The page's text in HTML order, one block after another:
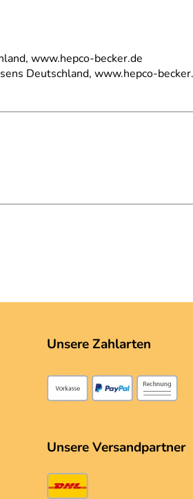
www.hepco-becker.de
Deutschland, www.hepco-
Unsere Zahlarten
Unsere Versandpartner